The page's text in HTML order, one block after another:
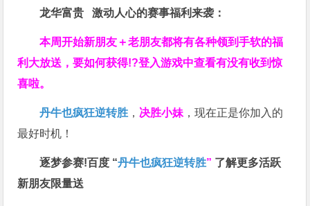
龙华富贵 激动人心的赛事福利来袭：
本周开始新朋友＋老朋友都将有各种领到手软的福
利大放送，要如何获得!?登入游戏中查看有没有收到惊
喜啦。
丹牛也疯狂逆转胜 ， 决胜小妹 ，现在正是你加入的
最好时机！
逐梦参赛!百度 “丹牛也疯狂逆转胜” 了解更多活跃
新朋友限量送